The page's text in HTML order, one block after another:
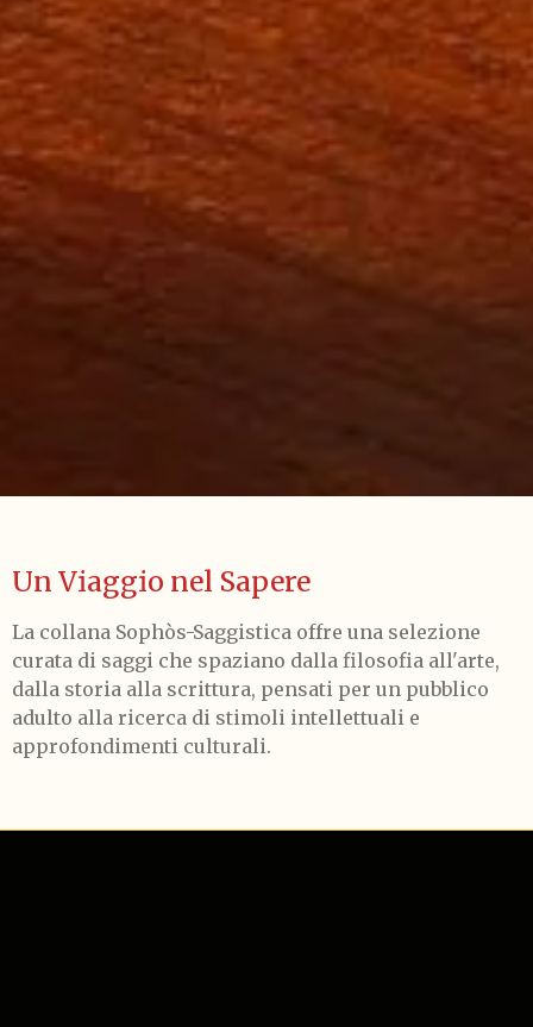
La collana Sophòs-Saggistica offre una selezione
curata di saggi che spaziano dalla filosofia all'arte,
dalla storia alla scrittura, pensati per un pubblico
adulto alla ricerca di stimoli intellettuali e
approfondimenti culturali.